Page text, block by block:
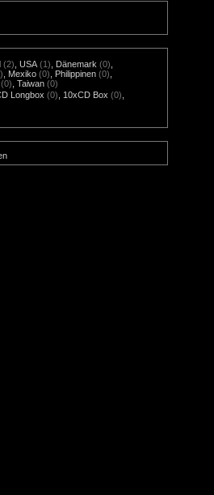
(2) ,USA (1) Dänemark (0)
Mexiko (0) Philippinen (0)
(0) ,Taiwan (0)
Longbox (0) 10xCD Box (0)